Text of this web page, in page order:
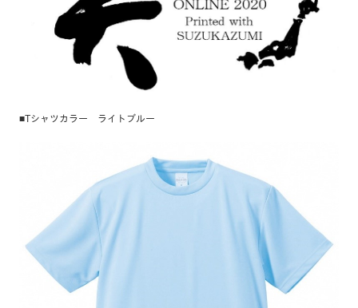
■Tシャツカラー ライトブルー